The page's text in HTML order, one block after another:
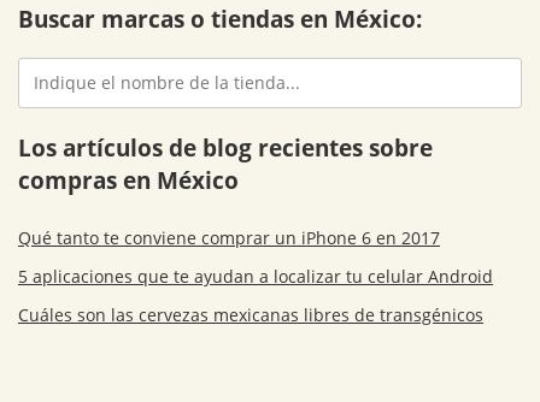
Buscar marcas o tiendas en México:
Los artículos de blog recientes sobre
compras en México
Qué tanto te conviene comprar un iPhone 6 en 2017
5 aplicaciones que te ayudan a localizar tu celular Android
Cuáles son las cervezas mexicanas libres de transgénicos